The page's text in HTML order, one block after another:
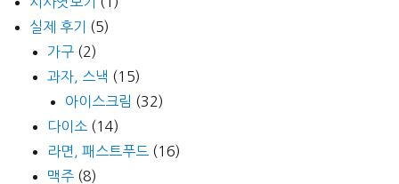
실제 후기
(5)
가구 (2)
과자, 스낵 (15)
아이스크림 (32)
다이소 (14)
라면, 패스트푸드 (16)
맥주 (8)